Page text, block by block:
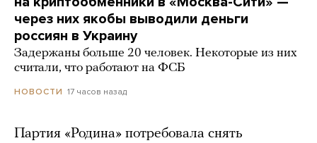
через них якобы выводили деньги
россиян в Украину
Задержаны больше 20 человек. Некоторые из них
считали, что работают на ФСБ
НОВОСТИ 17 часов назад
Партия «Родина» потребовала снять